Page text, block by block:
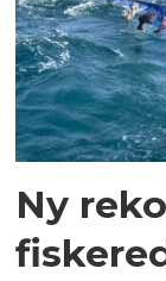
Ny